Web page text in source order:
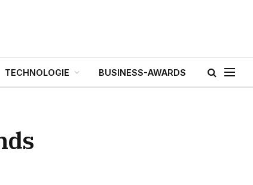
TECHNOLOGIE BUSINESS-AWARDS